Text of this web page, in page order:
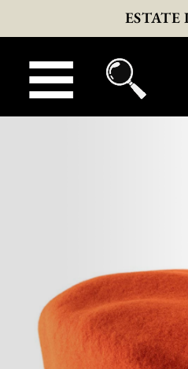
ESTATE